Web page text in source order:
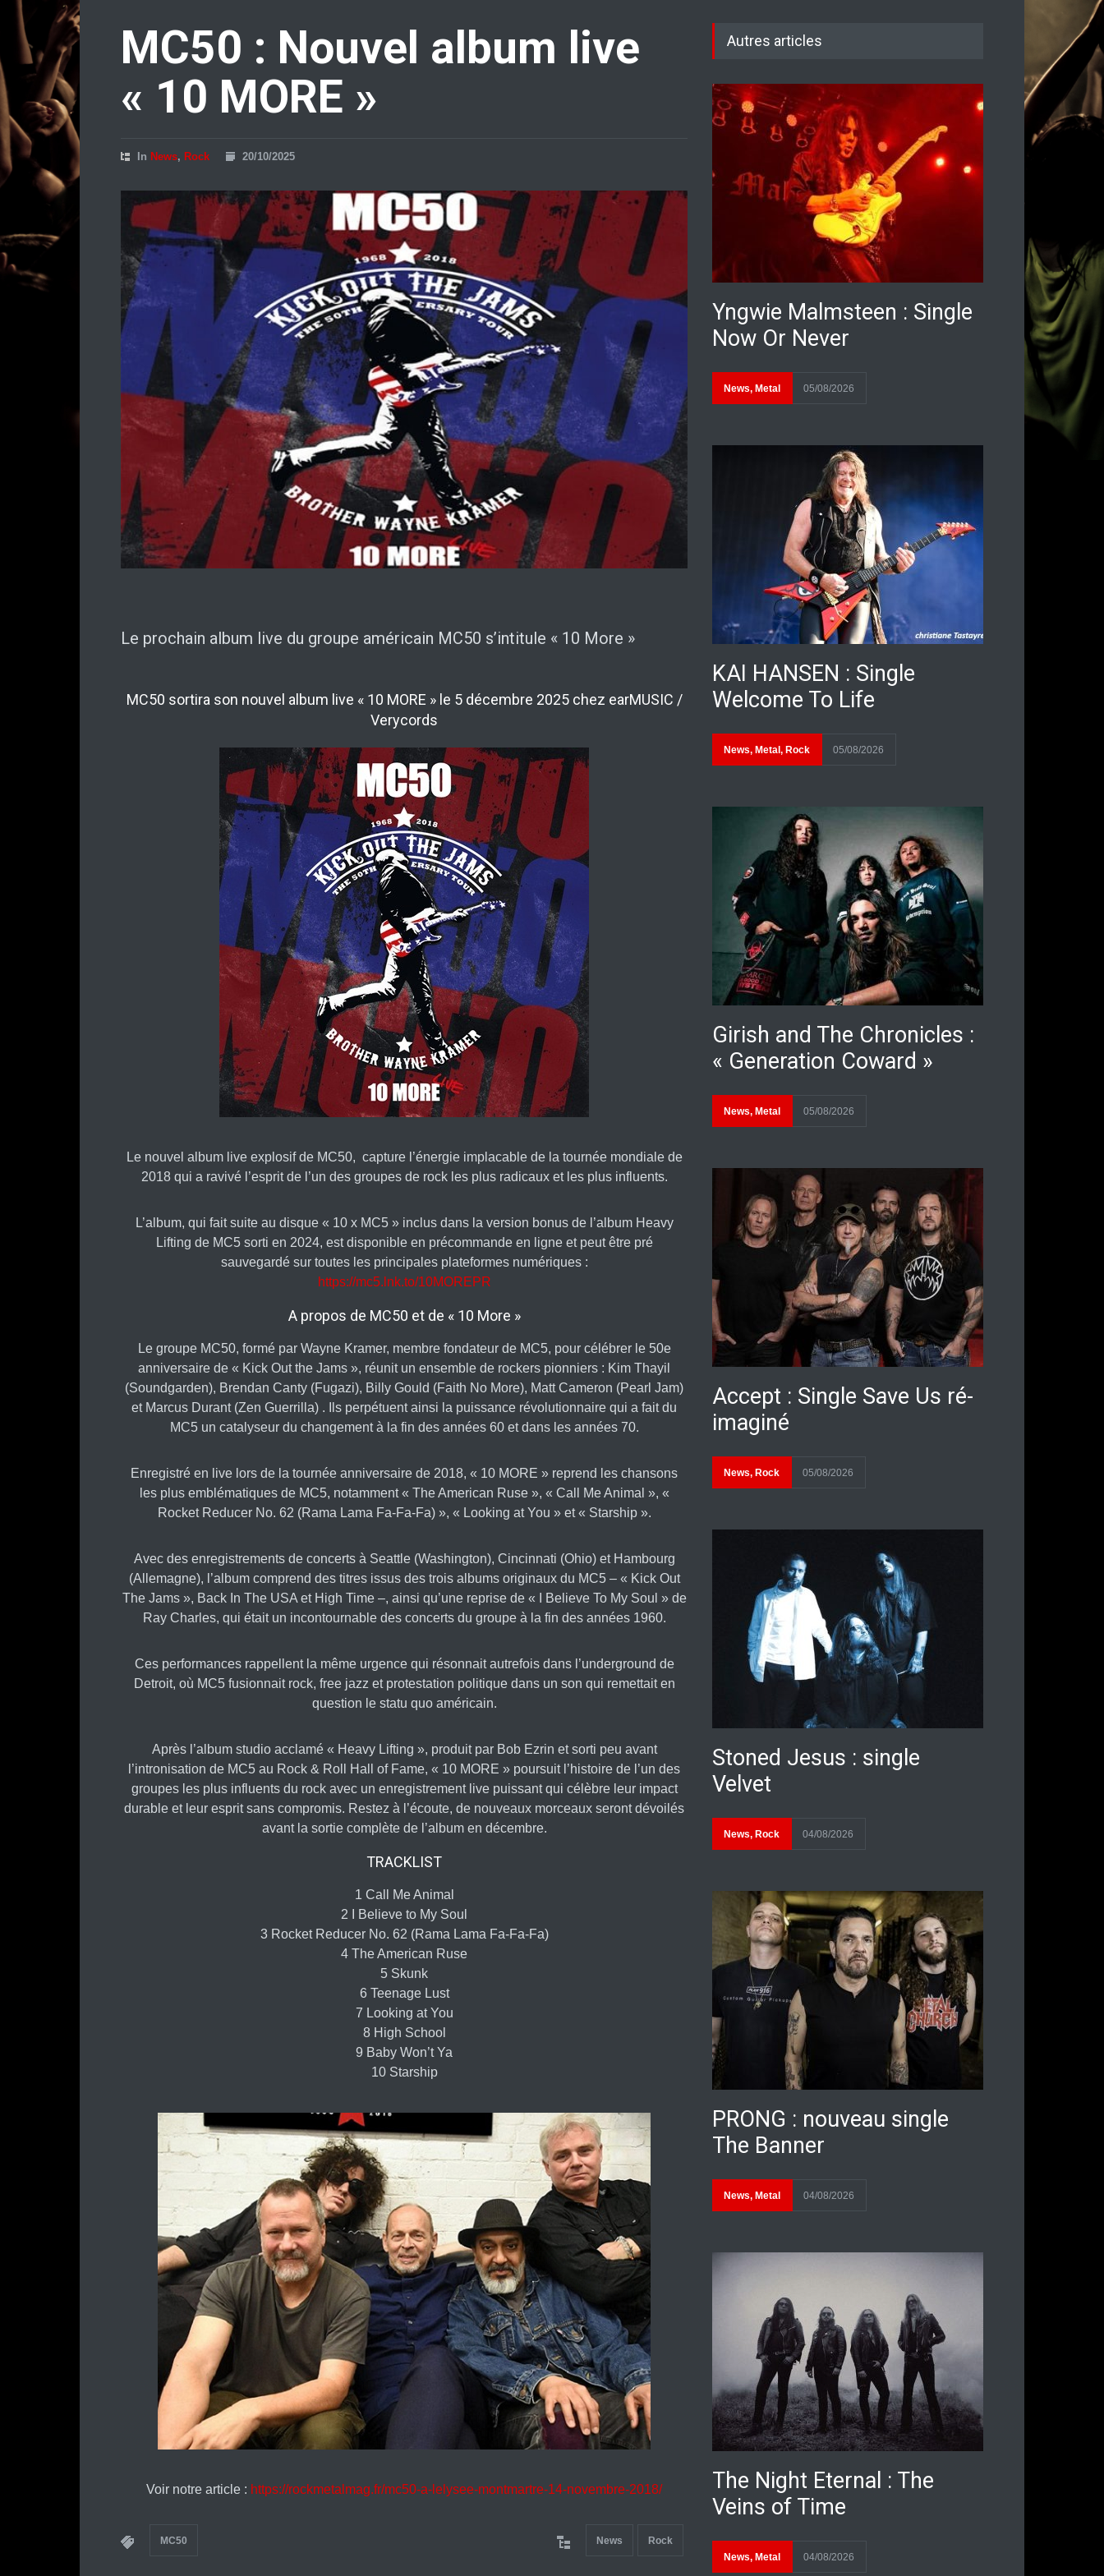
MC50 : Nouvel album live
« 10 MORE »
In News, Rock 20/10/2025
Le prochain album live du groupe américain MC50 s’intitule « 10 More »
MC50 sortira son nouvel album live « 10 MORE » le 5 décembre 2025 chez earMUSIC /
Verycords
Le nouvel album live explosif de MC50, capture l’énergie implacable de la tournée mondiale de
2018 qui a ravivé l’esprit de l’un des groupes de rock les plus radicaux et les plus influents.
L’album, qui fait suite au disque « 10 x MC5 » inclus dans la version bonus de l’album Heavy
Lifting de MC5 sorti en 2024, est disponible en précommande en ligne et peut être pré
sauvegardé sur toutes les principales plateformes numériques :
https://mc5.lnk.to/10MOREPR
A propos de MC50 et de « 10 More »
Le groupe MC50, formé par Wayne Kramer, membre fondateur de MC5, pour célébrer le 50e
anniversaire de « Kick Out the Jams », réunit un ensemble de rockers pionniers : Kim Thayil
(Soundgarden), Brendan Canty (Fugazi), Billy Gould (Faith No More), Matt Cameron (Pearl Jam)
et Marcus Durant (Zen Guerrilla) . Ils perpétuent ainsi la puissance révolutionnaire qui a fait du
MC5 un catalyseur du changement à la fin des années 60 et dans les années 70.
Enregistré en live lors de la tournée anniversaire de 2018, « 10 MORE » reprend les chansons
les plus emblématiques de MC5, notamment « The American Ruse », « Call Me Animal », «
Rocket Reducer No. 62 (Rama Lama Fa-Fa-Fa) », « Looking at You » et « Starship ».
Avec des enregistrements de concerts à Seattle (Washington), Cincinnati (Ohio) et Hambourg
(Allemagne), l’album comprend des titres issus des trois albums originaux du MC5 – « Kick Out
The Jams », Back In The USA et High Time –, ainsi qu’une reprise de « I Believe To My Soul » de
Ray Charles, qui était un incontournable des concerts du groupe à la fin des années 1960.
Ces performances rappellent la même urgence qui résonnait autrefois dans l’underground de
Detroit, où MC5 fusionnait rock, free jazz et protestation politique dans un son qui remettait en
question le statu quo américain.
Après l’album studio acclamé « Heavy Lifting », produit par Bob Ezrin et sorti peu avant
l’intronisation de MC5 au Rock & Roll Hall of Fame, « 10 MORE » poursuit l’histoire de l’un des
groupes les plus influents du rock avec un enregistrement live puissant qui célèbre leur impact
durable et leur esprit sans compromis. Restez à l’écoute, de nouveaux morceaux seront dévoilés
avant la sortie complète de l’album en décembre.
TRACKLIST
1 Call Me Animal
2 I Believe to My Soul
3 Rocket Reducer No. 62 (Rama Lama Fa-Fa-Fa)
4 The American Ruse
5 Skunk
6 Teenage Lust
7 Looking at You
8 High School
9 Baby Won’t Ya
10 Starship
Voir notre article : https://rockmetalmag.fr/mc50-a-lelysee-montmartre-14-novembre-2018/
MC50 News Rock
Autres articles
Yngwie Malmsteen : Single
Now Or Never
News, Metal 05/08/2026
KAI HANSEN : Single
Welcome To Life
News, Metal , Rock 05/08/2026
Girish and The Chronicles :
« Generation Coward »
News, Metal 05/08/2026
Accept : Single Save Us ré-
imaginé
News, Rock 05/08/2026
Stoned Jesus : single
Velvet
News, Rock 04/08/2026
PRONG : nouveau single
The Banner
News, Metal 04/08/2026
The Night Eternal : The
Veins of Time
News, Metal 04/08/2026